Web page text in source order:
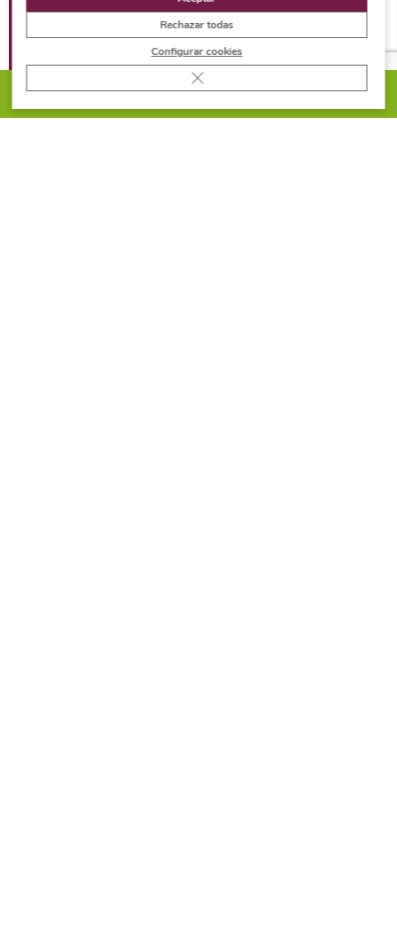
/ Moretti Cocinas/AS Interiorista para
Casa Decor 2020
/ Travertino Avellana
Rechazar todas
Configurar cookies
Cerrar el banner de cookies RGPD
PIDE PRESUPUESTO